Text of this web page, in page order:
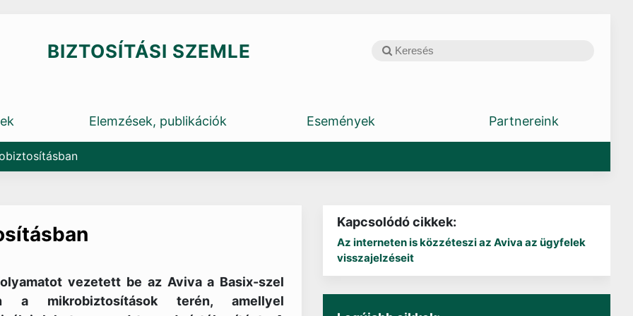
BIZTOSÍTÁSI SZEMLE
Elemzések, publikációk Események Partnereink
vezetett be az Aviva a Basix-szel
a mikrobiztosítások terén, amellyel
Kapcsolódó cikkek:
Az interneten is közzéteszi az Aviva az ügyfelek
visszajelzéseit